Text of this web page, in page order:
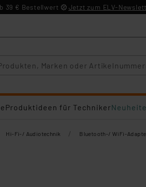
39 € Bestellwert Jetzt zum ELV-
Produktideen für Techniker
Hi-Fi-/ Audiotechnik / Bluetooth-/ WiFi-